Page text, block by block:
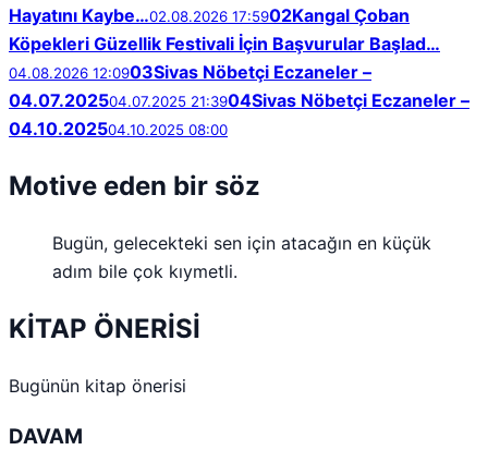
Hayatını Kaybe…02.08.2026 17:5902Kangal Çoban
Köpekleri Güzellik Festivali İçin Başvurular Başlad…
04.08.2026 12:0903Sivas Nöbetçi Eczaneler –
04.07.202504.07.2025 21:3904Sivas Nöbetçi Eczaneler –
04.10.202504.10.2025 08:00
Motive eden bir söz
Bugün, gelecekteki sen için atacağın en küçük
adım bile çok kıymetli.
KİTAP ÖNERİSİ
Bugünün kitap önerisi
DAVAM